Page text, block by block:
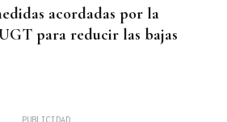
acordadas por la
para reducir las bajas